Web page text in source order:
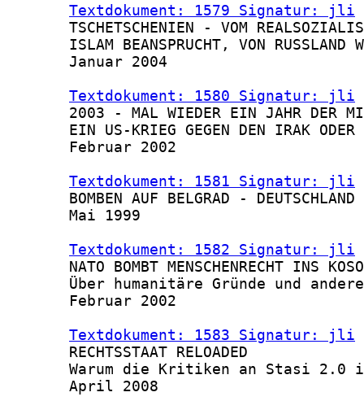
Textdokument: 1579 Signatur: jli
TSCHETSCHENIEN - VOM
ISLAM BEANSPRUCHT, VON RUSSLAND
       Januar 2004
Textdokument: 1580 Signatur: jli
2003 - MAL WIEDER EIN JAHR DER
EIN US-KRIEG GEGEN DEN IRAK
       Februar 2002
Textdokument: 1581 Signatur: jli
BOMBEN AUF BELGRAD - DEUTSCHLAND
       Mai 1999
Textdokument: 1582 Signatur: jli
NATO BOMBT MENSCHENRECHT INS
Über humanitäre Gründe und
       Februar 2002
Textdokument: 1583 Signatur: jli
       RECHTSSTAAT RELOADED
Warum die Kritiken an Stasi 2.0
       April 2008